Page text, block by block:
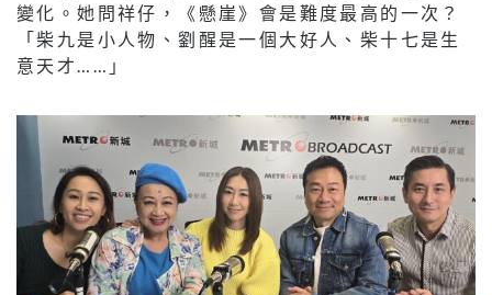
變化。她問祥仔，《懸崖》會是難度最高的一次？
「柴九是小人物、劉醒是一個大好人、柴十七是生
意天才……」